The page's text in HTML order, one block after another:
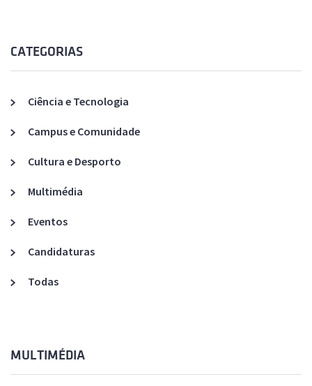
CATEGORIAS
Ciência e Tecnologia
Campus e Comunidade
Cultura e Desporto
Multimédia
Eventos
Candidaturas
Todas
MULTIMÉDIA